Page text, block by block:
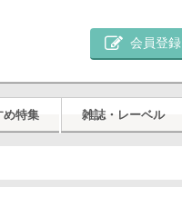
会員登録
め特集 雑誌・レーベル